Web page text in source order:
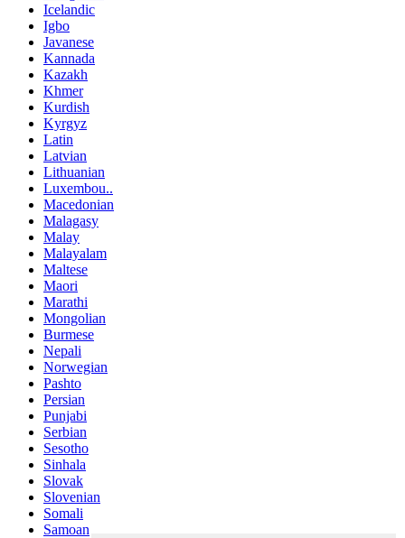
Icelandic
Igbo
Javanese
Kannada
Kazakh
Khmer
Kurdish
Kyrgyz
Latin
Latvian
Lithuanian
Luxembou..
Macedonian
Malagasy
Malay
Malayalam
Maltese
Maori
Marathi
Mongolian
Burmese
Nepali
Norwegian
Pashto
Persian
Punjabi
Serbian
Sesotho
Sinhala
Slovak
Slovenian
Somali
Samoan